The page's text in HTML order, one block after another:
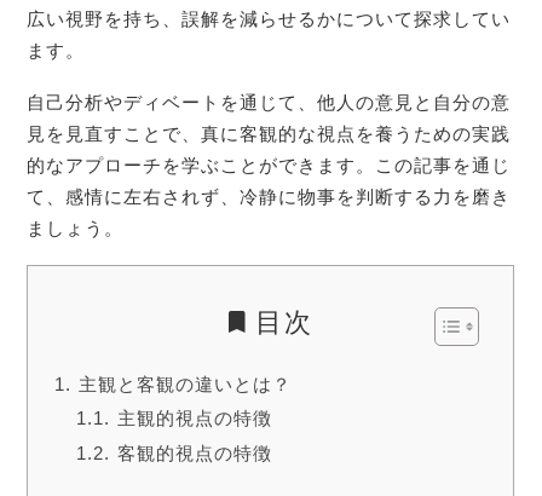
広い視野を持ち、誤解を減らせるかについて探求してい
ます。
自己分析やディベートを通じて、他人の意見と自分の意
見を見直すことで、真に客観的な視点を養うための実践
的なアプローチを学ぶことができます。この記事を通じ
て、感情に左右されず、冷静に物事を判断する力を磨き
ましょう。
目次
主観と客観の違いとは？
主観的視点の特徴
客観的視点の特徴